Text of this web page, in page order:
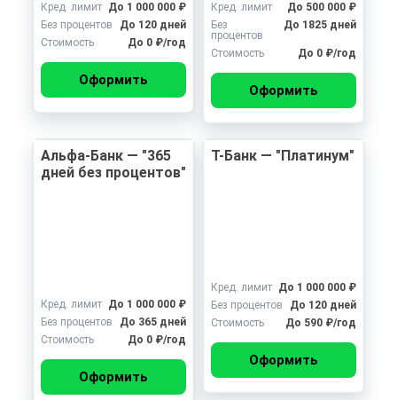
Кред. лимит До 1 000 000 ₽
Без процентов
До 120 дней
Стоимость
До 0 ₽/год
Оформить
Кред. лимит
До 500 000 ₽
Без
процентов
До 1825 дней
Стоимость До 0 ₽/год
Оформить
Альфа-Банк — "365
дней без процентов"
Кред. лимит До 1 000 000 ₽
Без процентов
До 365 дней
Стоимость
До 0 ₽/год
Оформить
Т-Банк — "Платинум"
Кред. лимит До 1 000 000 ₽
Без процентов
До 120 дней
Стоимость
До 590 ₽/год
Оформить